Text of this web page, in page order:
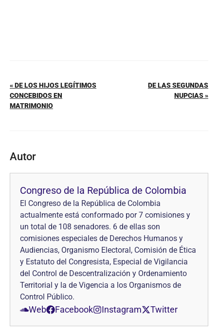
« DE LOS HIJOS LEGÍTIMOS
CONCEBIDOS EN
MATRIMONIO
DE LAS SEGUNDAS
NUPCIAS »
Autor
Congreso de la República de Colombia
El Congreso de la República de Colombia
actualmente está conformado por 7 comisiones y
un total de 108 senadores. 6 de ellas son
comisiones especiales de Derechos Humanos y
Audiencias, Organismo Electoral, Comisión de Ética
y Estatuto del Congresista, Especial de Vigilancia
del Control de Descentralización y Ordenamiento
Territorial y la de Vigencia a los Organismos de
Control Público.
Web Facebook Instagram Twitter